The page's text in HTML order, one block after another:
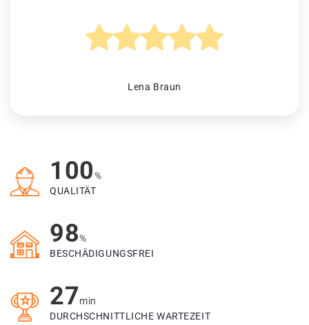
Lena Braun
100%
QUALITÄT
98%
BESCHÄDIGUNGSFREI
27min
DURCHSCHNITTLICHE WARTEZEIT